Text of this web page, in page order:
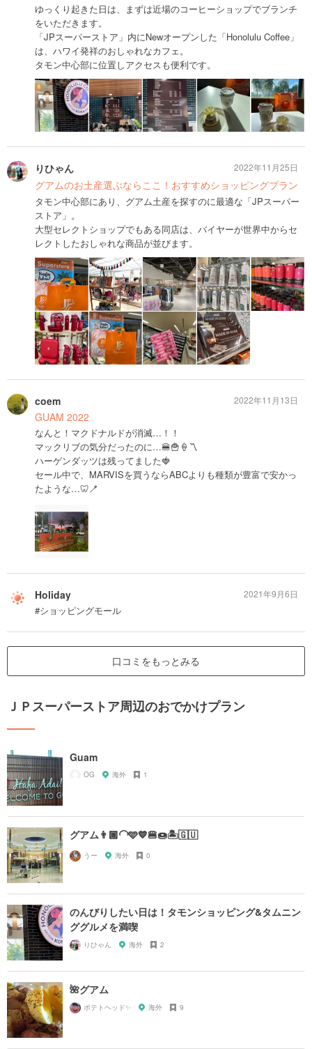
ゆっくり起きた日は、まずは近場のコーヒーショップでブランチ
をいただきます。
「JPスーパーストア」内にNewオープンした「Honolulu Coffee」
は、ハワイ発祥のおしゃれなカフェ。
タモン中心部に位置しアクセスも便利です。
りひゃん
グアムのお土産選ぶならここ！おすすめショッピングプラン
タモン中心部にあり、グアム土産を探すのに最適な「JPスーパー
ストア」。
大型セレクトショップでもある同店は、バイヤーが世界中からセ
レクトしたおしゃれな商品が並びます。
2022年11月25日
coem
GUAM 2022
なんと！マクドナルドが消滅…！！
マックリブの気分だったのに…🍔🍟🍦〽️
ハーゲンダッツは残ってました🍓
セール中で、MARVISを買うならABCよりも種類が豊富で安かっ
たような…🦷🪥
2022年11月13日
Holiday
#ショッピングモール
2021年9月6日
口コミをもっとみる
ＪＰスーパーストア周辺のおでかけプラン
Guam
OG 海外 1
グアム👨🏾‍🦲🩵💙🍔🍩🏝️🇬🇺
うー 海外 0
のんびりしたい日は！タモンショッピング&タムニン
ググルメを満喫
りひゃん 海外 2
🌺グアム
ポテトヘッド✨ 海外 9